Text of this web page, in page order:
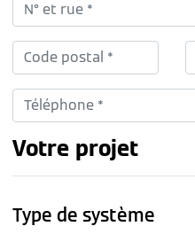
Votre projet
Type de système